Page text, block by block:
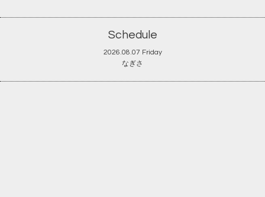
Schedule
2026.08.07 Friday
なぎさ